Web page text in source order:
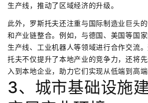
生产线，推动了区域经济的升级。
此外，罗斯托夫还注重与国际制造业巨头
和产业链整合。例如，与德国、美国等国
生产线、工业机器人等领域进行合作交流
托夫不仅提升了本地产业的竞争力，还将
入到本地企业，助力它们实现从低端到高端
3、城市基础设施